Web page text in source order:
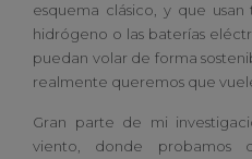
esquema clásico, y que
hidrógeno o las baterías
puedan volar de forma
realmente queremos que
Gran parte de mi
viento, donde probamos